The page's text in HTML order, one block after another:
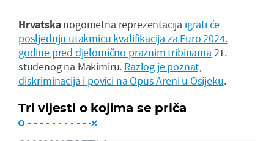
Hrvatskanogometna reprezentacija igrati će
posljednju utakmicu kvalifikacija za Euro 2024.
godine pred djelomično praznim tribinama 21.
studenog na Makimiru. Razlog je poznat,
diskriminacija i povici na Opus Areni u Osijeku.
Tri vijesti o kojima se priča